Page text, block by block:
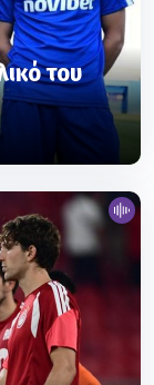
του